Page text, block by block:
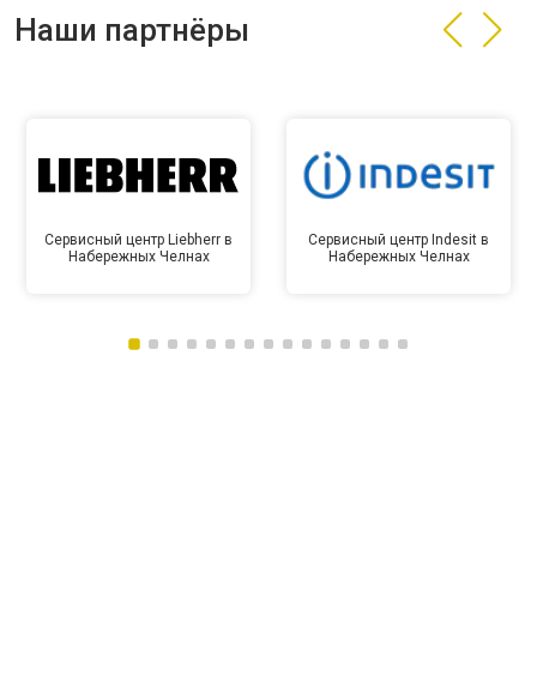
Наши партнёры
Сервисный центр Liebherr в
Набережных Челнах
Сервисный центр Indesit в
Набережных Челнах